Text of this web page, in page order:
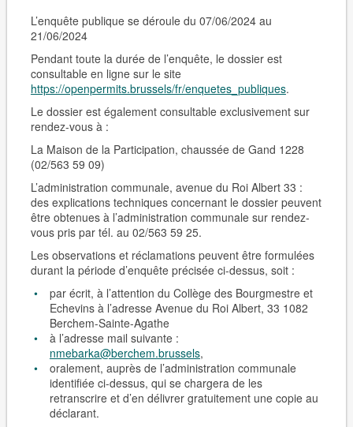
L’enquête publique se déroule du 07/06/2024 au
21/06/2024
Pendant toute la durée de l’enquête, le dossier est
consultable en ligne sur le site
https://openpermits.brussels/fr/enquetes_publiques.
Le dossier est également consultable exclusivement sur
rendez-vousà :
La Maison de la Participation, chaussée de Gand 1228
(02/563 59 09)
L’administration communale, avenue du Roi Albert 33 :
des explications techniques concernant le dossier peuvent
être obtenues à l’administration communale sur rendez-
vous pris par tél. au 02/563 59 25.
Les observations et réclamations peuvent être formulées
durant la période d’enquête précisée ci-dessus, soit :
par écrit, à l’attention du Collège des Bourgmestre et
Echevins à l’adresse Avenue du Roi Albert, 33 1082
Berchem-Sain­te-Agathe
à l’adresse mail suivante :
nmebarka@berchem.brussels,
oralement, auprès de l’administration communale
identifiée ci-dessus, qui se chargera de les
retranscrire et d’en délivrer gratuitement une copie au
déclarant.